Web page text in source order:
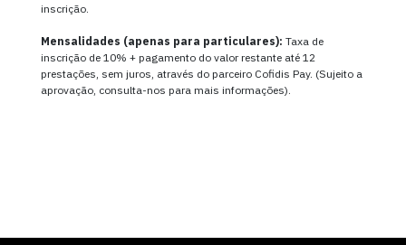
inscrição.
Mensalidades (apenas para particulares): Taxa de
inscrição de 10% + pagamento do valor restante até 12
prestações, sem juros, através do parceiro Cofidis Pay. (Sujeito a
aprovação, consulta-nos para mais informações).